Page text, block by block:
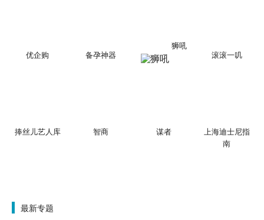
优企购 备孕神器
狮吼
滚滚一叽
捧丝儿艺人库 智商 谋者
上海迪士尼指
南
最新专题